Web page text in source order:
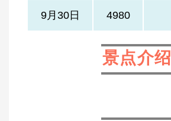
9月30日 4980
景点介绍